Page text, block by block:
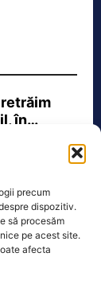
precum
dispozitiv.
să procesăm
pe acest site.
afecta
în…
Ion
anunțate
[...]